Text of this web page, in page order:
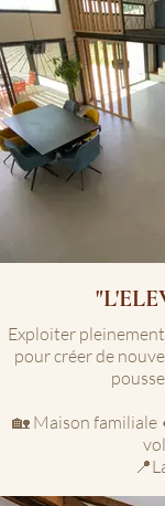
Exploiter
pour créer de
🏡 Maison familiale